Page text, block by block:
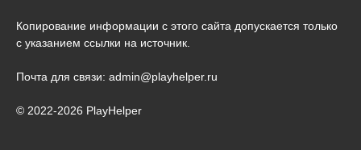
Копирование информации с этого сайта допускается только
с указанием ссылки на источник.
Почта для связи: admin@playhelper.ru
© 2022-2026 PlayHelper